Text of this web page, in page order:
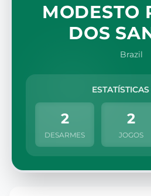
MODESTO
DOS
Brazil
2
DESARMES
2
JOGOS